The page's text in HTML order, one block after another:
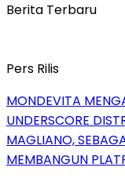
Berita Terbaru
Pers Rilis
MONDEVITA
UNDERSCORE
MAGLIANO,
MEMBANGUN